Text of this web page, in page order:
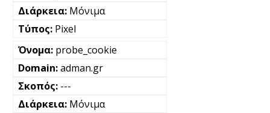
Μόνιμα
Pixel
probe_cookie
adman.gr
---
Μόνιμα